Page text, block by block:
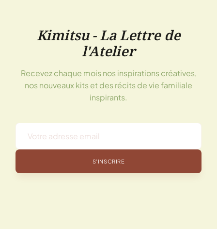
Kimitsu - La Lettre de
l'Atelier
Recevez chaque mois nos inspirations créatives,
nos nouveaux kits et des récits de vie familiale
inspirants.
S'INSCRIRE